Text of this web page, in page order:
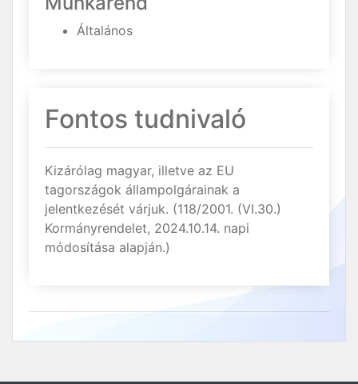
Általános
Fontos tudnivaló
Kizárólag magyar, illetve az EU
tagországok állampolgárainak a
jelentkezését várjuk. (118/2001. (VI.30.)
Kormányrendelet, 2024.10.14. napi
módosítása alapján.)